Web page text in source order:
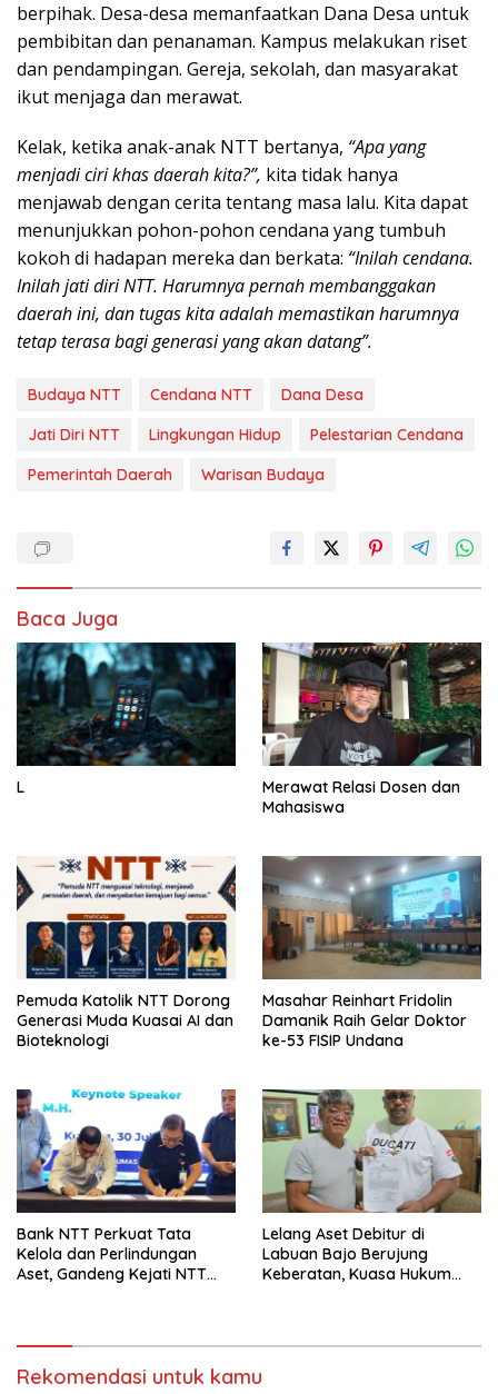
berpihak. Desa-desa memanfaatkan Dana Desa untuk
pembibitan dan penanaman. Kampus melakukan riset
dan pendampingan. Gereja, sekolah, dan masyarakat
ikut menjaga dan merawat.
Kelak, ketika anak-anak NTT bertanya, “Apa yang
menjadi ciri khas daerah kita?”, kita tidak hanya
menjawab dengan cerita tentang masa lalu. Kita dapat
menunjukkan pohon-pohon cendana yang tumbuh
kokoh di hadapan mereka dan berkata: “Inilah cendana.
Inilah jati diri NTT. Harumnya pernah membanggakan
daerah ini, dan tugas kita adalah memastikan harumnya
tetap terasa bagi generasi yang akan datang”.
Budaya NTT Cendana NTT
Dana Desa
Jati Diri NTT
Lingkungan Hidup
Pelestarian Cendana
Pemerintah Daerah
Warisan Budaya
Baca Juga
L
Merawat Relasi Dosen dan
Mahasiswa
Pemuda Katolik NTT Dorong
Generasi Muda Kuasai AI dan
Bioteknologi
Masahar Reinhart Fridolin
Damanik Raih Gelar Doktor
ke-53 FISIP Undana
Bank NTT Perkuat Tata
Kelola dan Perlindungan
Aset, Gandeng Kejati NTT
Lelang Aset Debitur di
Labuan Bajo Berujung
Keberatan, Kuasa Hukum
Rekomendasi untuk kamu